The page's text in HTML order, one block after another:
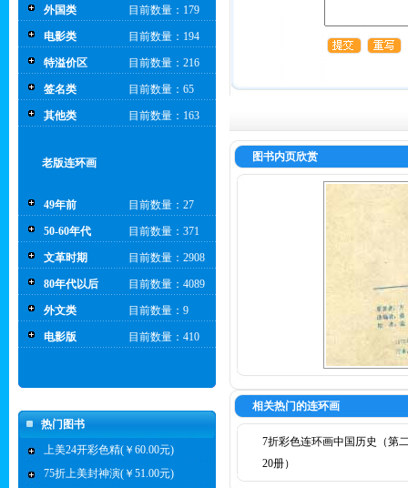
外国类 目前数量：179
电影类 目前数量：194
特溢价区 目前数量：216
签名类 目前数量：65
其他类 目前数量：163
老版连环画
49年前 目前数量：27
50-60年代 目前数量：371
文革时期 目前数量：2908
80年代以后 目前数量：4089
外文类 目前数量：9
电影版 目前数量：410
热门图书
上美24开彩色精(￥60.00元)
75折上美封神演(￥51.00元)
图书内页欣赏
相关热门的连环画
7折彩色连环画中国历史（第
20册）